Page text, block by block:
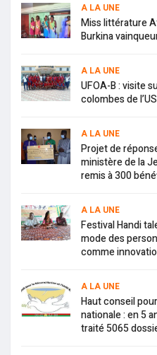
A LA UNE
Miss littérature
Burkina
A LA UNE
UFOA-B : visite
colombes de
A LA UNE
Projet de
ministère de la
remis à 300
A LA UNE
Festival Handi
mode des
comme
A LA UNE
Haut conseil
nationale : en 5
traité 5065